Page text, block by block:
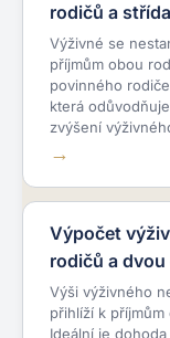
rodičů a
Výživné se
příjmům obou
povinného
která
zvýšení
Výpočet
rodičů a
Výši výživného
přihlíží k
Ideální je